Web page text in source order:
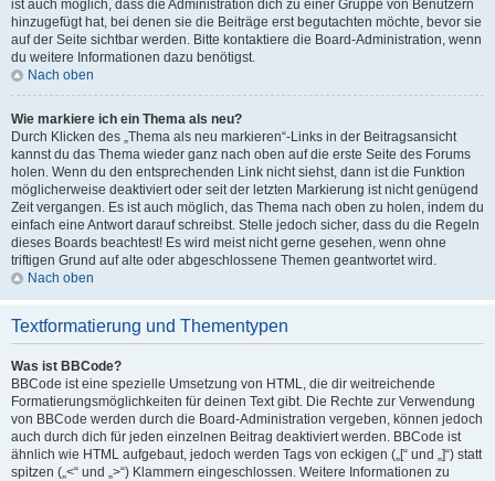
ist auch möglich, dass die Administration dich zu einer Gruppe von Benutzern
hinzugefügt hat, bei denen sie die Beiträge erst begutachten möchte, bevor sie
auf der Seite sichtbar werden. Bitte kontaktiere die Board-Administration, wenn
du weitere Informationen dazu benötigst.
Nach oben
Wie markiere ich ein Thema als neu?
Durch Klicken des „Thema als neu markieren“-Links in der Beitragsansicht
kannst du das Thema wieder ganz nach oben auf die erste Seite des Forums
holen. Wenn du den entsprechenden Link nicht siehst, dann ist die Funktion
möglicherweise deaktiviert oder seit der letzten Markierung ist nicht genügend
Zeit vergangen. Es ist auch möglich, das Thema nach oben zu holen, indem du
einfach eine Antwort darauf schreibst. Stelle jedoch sicher, dass du die Regeln
dieses Boards beachtest! Es wird meist nicht gerne gesehen, wenn ohne
triftigen Grund auf alte oder abgeschlossene Themen geantwortet wird.
Nach oben
Textformatierung und Thementypen
Was ist BBCode?
BBCode ist eine spezielle Umsetzung von HTML, die dir weitreichende
Formatierungsmöglichkeiten für deinen Text gibt. Die Rechte zur Verwendung
von BBCode werden durch die Board-Administration vergeben, können jedoch
auch durch dich für jeden einzelnen Beitrag deaktiviert werden. BBCode ist
ähnlich wie HTML aufgebaut, jedoch werden Tags von eckigen („[“ und „]“) statt
spitzen („<“ und „>“) Klammern eingeschlossen. Weitere Informationen zu